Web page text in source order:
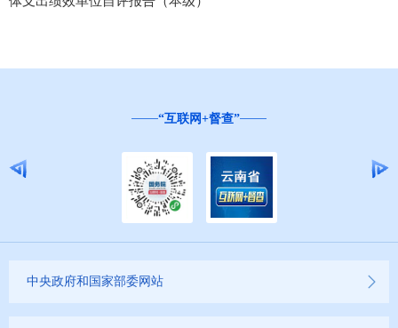
“互联网+督查”
中央政府和国家部委网站